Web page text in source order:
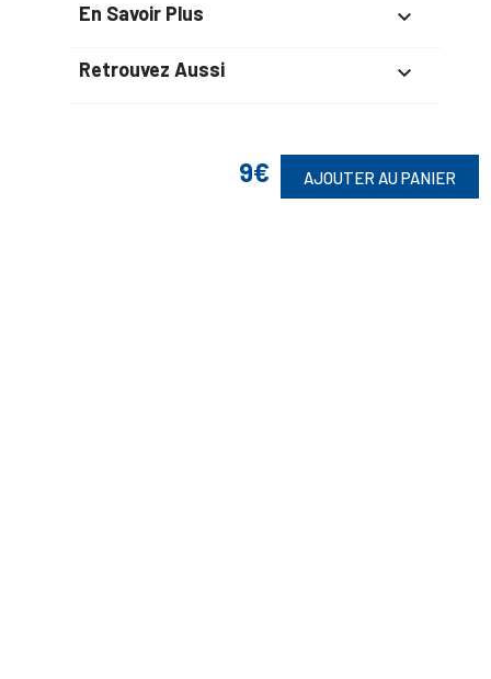
9€ AJOUTER AU PANIER
En Savoir Plus 
Retrouvez Aussi 
Suivez-Nous